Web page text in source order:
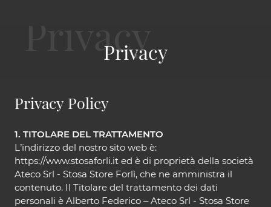
Privacy
Privacy Policy
1. TITOLARE DEL TRATTAMENTO
L’indirizzo del nostro sito web è:
https://www.stosaforli.it ed è di proprietà della società
Ateco Srl - Stosa Store Forlì, che ne amministra il
contenuto. Il Titolare del trattamento dei dati
personali è Alberto Federico – Ateco Srl - Stosa Store